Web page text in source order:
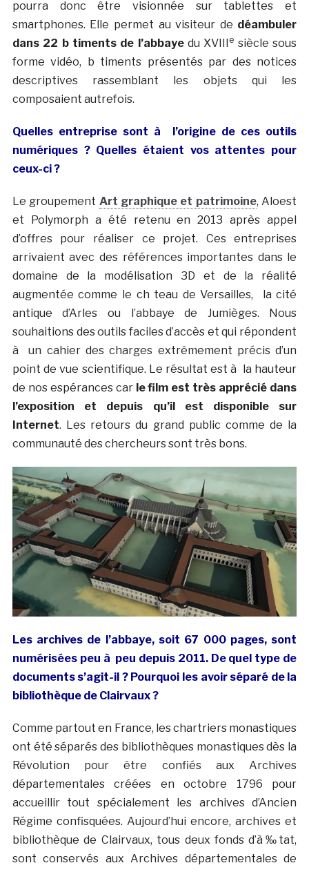
pourra donc être visionnée sur tablettes et
smartphones. Elle permet au visiteur de déambuler
dans 22 b timents de l’abbayedu XVIII e siècle sous
forme vidéo, b timents présentés par des notices
descriptives rassemblant les objets qui les
composaient autrefois.
Quelles entreprise sont à l’origine de ces outils
numériques ? Quelles étaient vos attentes pour
ceux-ci ?
Le groupement Art graphique et patrimoine, Aloest
et Polymorph a été retenu en 2013 après appel
d’offres pour réaliser ce projet. Ces entreprises
arrivaient avec des références importantes dans le
domaine de la modélisation 3D et de la réalité
augmentée comme le ch teau de Versailles, la cité
antique d’Arles ou l’abbaye de Jumièges. Nous
souhaitions des outils faciles d’accès et qui répondent
à un cahier des charges extrêmement précis d’un
point de vue scientifique. Le résultat est à la hauteur
de nos espérances carle film est très apprécié dans
l’exposition et depuis qu’il est disponible sur
Internet. Les retours du grand public comme de la
communauté des chercheurs sont très bons.
Les archives de l’abbaye, soit 67 000 pages, sont
numérisées peu à peu depuis 2011. De quel type de
documents s’agit-il ? Pourquoi les avoir séparé de la
bibliothèque de Clairvaux ?
Comme partout en France, les chartriers monastiques
ont été séparés des bibliothèques monastiques dès la
Révolution pour être confiés aux Archives
départementales créées en octobre 1796 pour
accueillir tout spécialement les archives d’Ancien
Régime confisquées. Aujourd’hui encore, archives et
bibliothèque de Clairvaux, tous deux fonds d’à‰tat,
sont conservés aux Archives départementales de